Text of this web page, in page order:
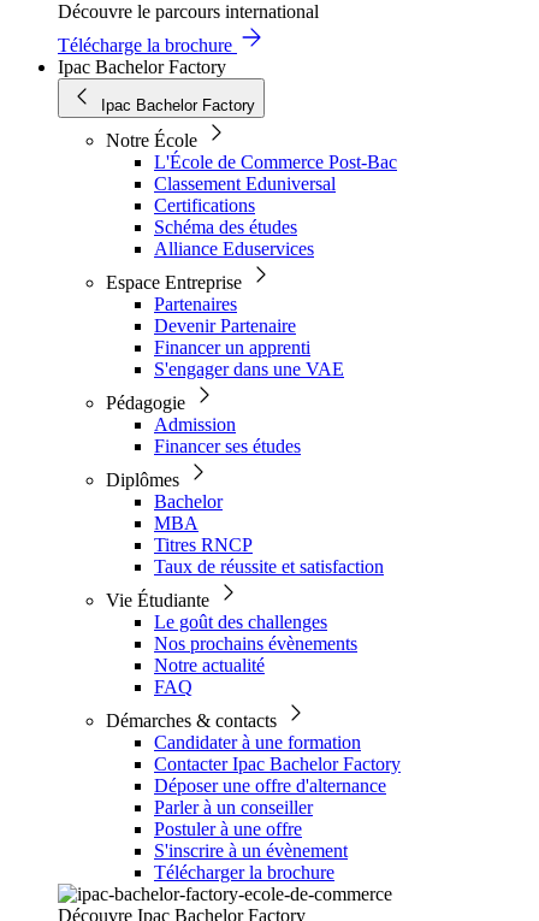
Découvre le parcours international
Télécharge la brochure
Ipac Bachelor Factory
Ipac Bachelor Factory
Notre École
L'École de Commerce Post-Bac
Classement Eduniversal
Certifications
Schéma des études
Alliance Eduservices
Espace Entreprise
Partenaires
Devenir Partenaire
Financer un apprenti
S'engager dans une VAE
Pédagogie
Admission
Financer ses études
Diplômes
Bachelor
MBA
Titres RNCP
Taux de réussite et satisfaction
Vie Étudiante
Le goût des challenges
Nos prochains évènements
Notre actualité
FAQ
Démarches & contacts
Candidater à une formation
Contacter Ipac Bachelor Factory
Déposer une offre d'alternance
Parler à un conseiller
Postuler à une offre
S'inscrire à un évènement
Télécharger la brochure
Découvre Ipac Bachelor Factory